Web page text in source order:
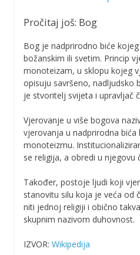
Pročitaj još: Bog
Bog je nadprirodno biće
božanskim ili svetim. Princip
monoteizam, u sklopu kojeg
opisuju savršeno, nadljudsko
je stvoritelj svijeta i upravljač
Vjerovanje u više bogova
vjerovanja u nadprirodna bića
monoteizmu.
se religija, a obredi u njegovu
Također, postoje ljudi koji
stanovitu silu koja je veća od
niti jednoj religiji i obično
skupnim nazivom duhovnost.
IZVOR: Wikipedija